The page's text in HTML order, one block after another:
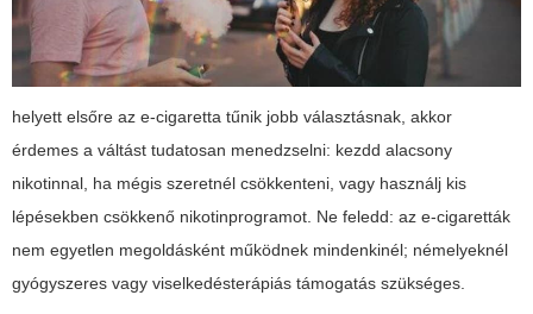
helyett elsőre az e-cigaretta tűnik jobb választásnak, akkor
érdemes a váltást tudatosan menedzselni: kezdd alacsony
nikotinnal, ha mégis szeretnél csökkenteni, vagy használj kis
lépésekben csökkenő nikotinprogramot. Ne feledd: az e-cigaretták
nem egyetlen megoldásként működnek mindenkinél; némelyeknél
gyógyszeres vagy viselkedésterápiás támogatás szükséges.